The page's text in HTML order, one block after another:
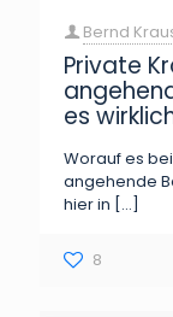
Bernd
Private
es
Worauf es
angehende
hier in […]
8